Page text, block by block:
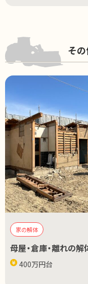
そ
家の解体
母屋・倉庫・離れの解
400万円台